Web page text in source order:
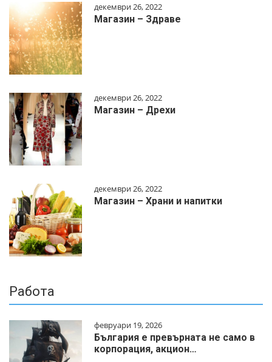
декември 26, 2022
Магазин – Здраве
декември 26, 2022
Магазин – Дрехи
декември 26, 2022
Магазин – Храни и напитки
Работа
февруари 19, 2026
България е превърната не само в
корпорация, акцион…